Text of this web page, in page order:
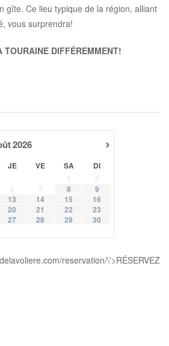
gîte. Ce lieu typique de la région, alliant
vous surprendra!
TOURAINE DIFFÉREMMENT!
›
2026
JE VE SA DI
1
2
6 7 8
9
13 14 15
16
20 21 22
23
27 28 29
30
reservation/\'>RÉSERVEZ